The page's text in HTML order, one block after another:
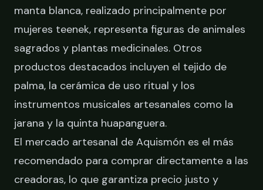
manta blanca, realizado principalmente por
mujeres teenek, representa figuras de animales
sagrados y plantas medicinales. Otros
productos destacados incluyen el tejido de
palma, la cerámica de uso ritual y los
instrumentos musicales artesanales como la
jarana y la quinta huapanguera.
El mercado artesanal de Aquismón es el más
recomendado para comprar directamente a las
creadoras, lo que garantiza precio justo y